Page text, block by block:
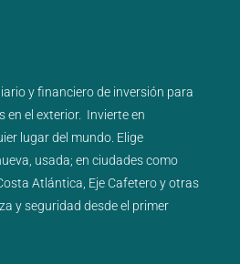
yfinancierode inversión para
en el exterior. Invierte en
lugar del mundo. Elige
usada; en ciudades como
Atlántica Eje Cafeteroyotras
y seguridad desde el primer